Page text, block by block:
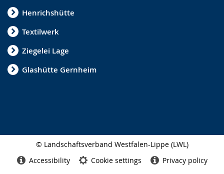
Henrichshütte
Textilwerk
Ziegelei Lage
Glashütte Gernheim
© Landschaftsverband Westfalen-Lippe (LWL)
finish
Accessibility Cookie settings Privacy policy